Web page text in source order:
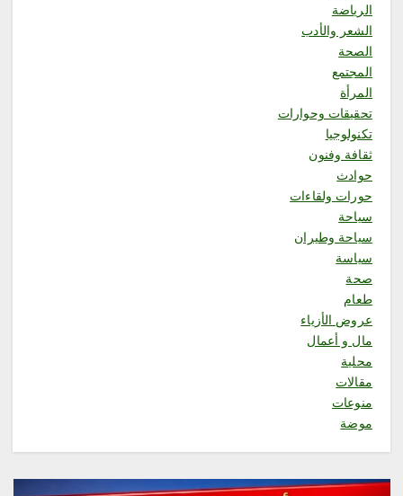
الرياضة
الشعر والأدب
الصحة
المجتمع
المرأة
تحقيقات وحوارات
تكنولوجيا
ثقافة وفنون
حوادث
حورات ولقاءات
سياحة
سياحة وطيران
سياسة
صحة
طعام
عروض الأزياء
مال و أعمال
محلية
مقالات
منوعات
موضة